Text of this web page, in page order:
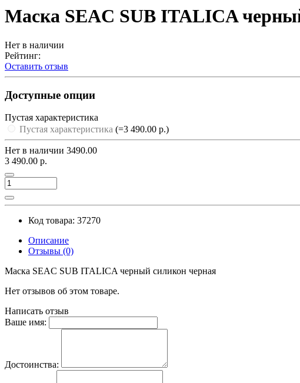
Маска SEAC SUB ITALICA
Нет в наличии
Рейтинг:
Оставить отзыв
Доступные опции
Пустая характеристика
Пустая характеристика (=3 490.00 р.)
Нет в наличии 3490.00
3 490.00 р.
Код товара: 37270
Описание
Отзывы (0)
Маска SEAC SUB ITALICA черный силикон черная
Нет отзывов об этом товаре.
Написать отзыв
Ваше имя:
Достоинства: